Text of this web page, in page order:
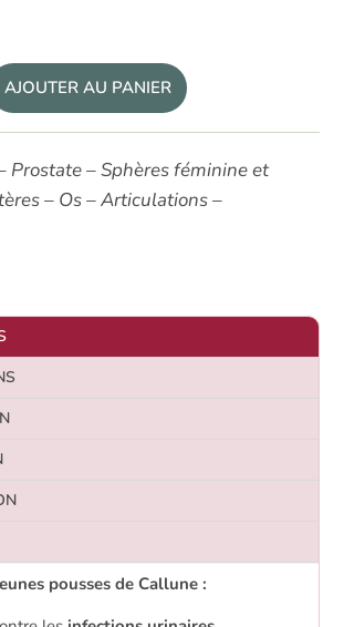
AJOUTER AU PANIER
Prostate – Sphères féminine et
– Os – Articulations –
pousses de Callune :